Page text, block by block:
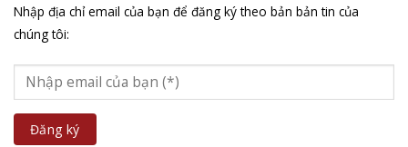
Nhập địa chỉ email của bạn để đăng ký theo bản bản tin của
chúng tôi: